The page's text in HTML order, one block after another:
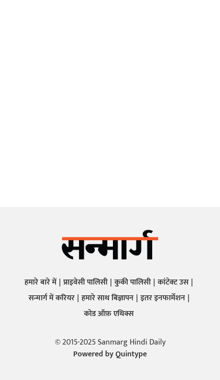
हमारे बारे में प्राइवेसी पालिसी कुकी पालिसी कांटेक्ट उस
सन्मार्ग में करियर हमारे साथ बिज्ञापन इतर इनफार्मेशन
कोड ऑफ़ एथिक्स
© 2015-2025 Sanmarg Hindi Daily
Powered byQuintype